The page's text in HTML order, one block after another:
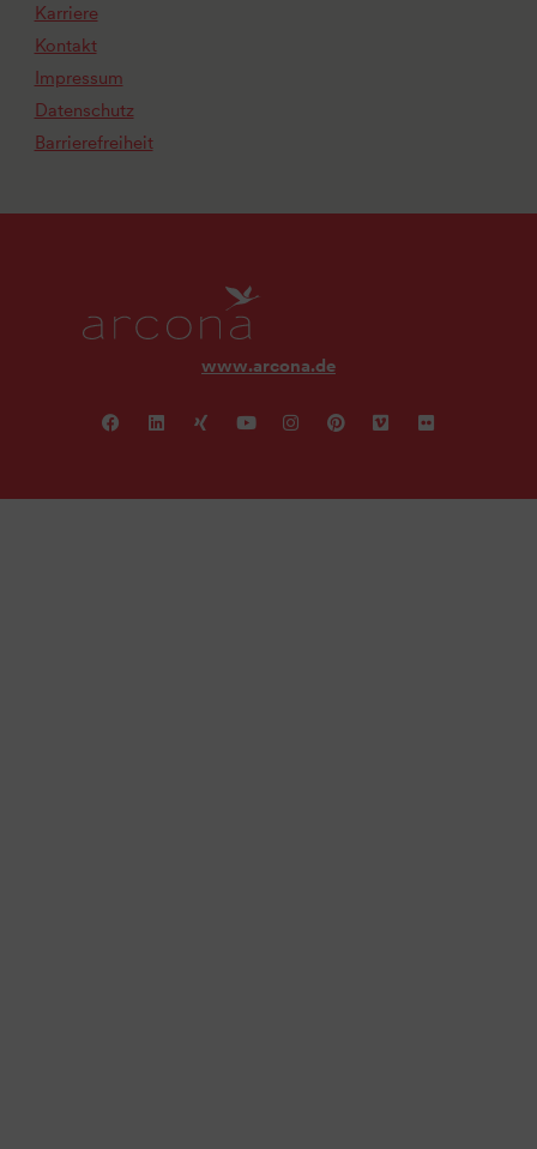
Karriere
Kontakt
Impressum
Datenschutz
Barrierefreiheit
www.arcona.de